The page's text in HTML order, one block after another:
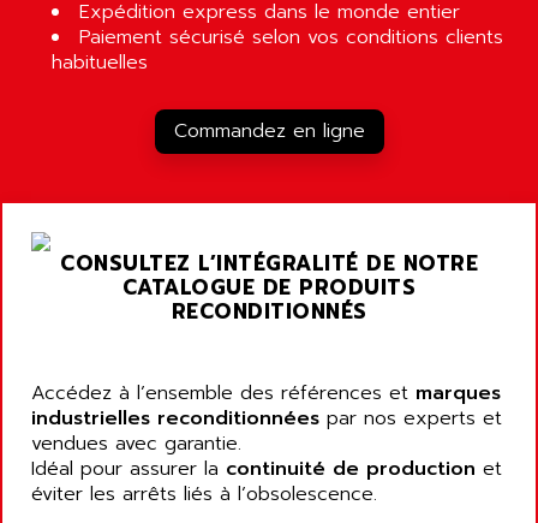
Expédition express dans le monde entier
Paiement sécurisé selon vos conditions clients
habituelles
Commandez en ligne
CONSULTEZ L’INTÉGRALITÉ DE NOTRE
CATALOGUE DE PRODUITS
RECONDITIONNÉS
Accédez à l’ensemble des références et marques
industrielles reconditionnées par nos experts et
vendues avec garantie.
Idéal pour assurer la continuité de production et
éviter les arrêts liés à l’obsolescence.